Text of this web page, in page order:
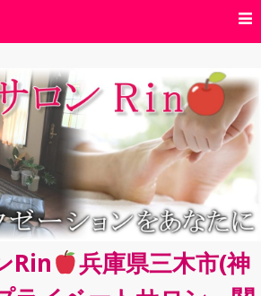
Rin
兵庫県三木市(神